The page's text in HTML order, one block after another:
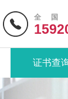
全
证书查